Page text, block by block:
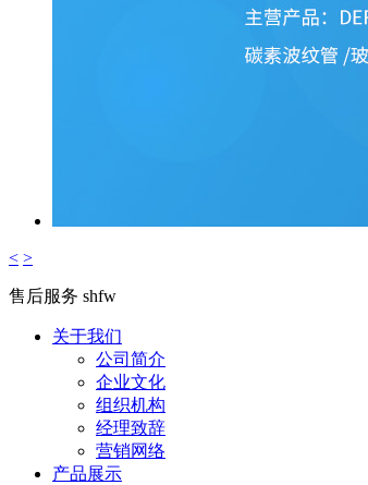
< >
售后服务 shfw
关于我们
公司简介
企业文化
组织机构
经理致辞
营销网络
产品展示